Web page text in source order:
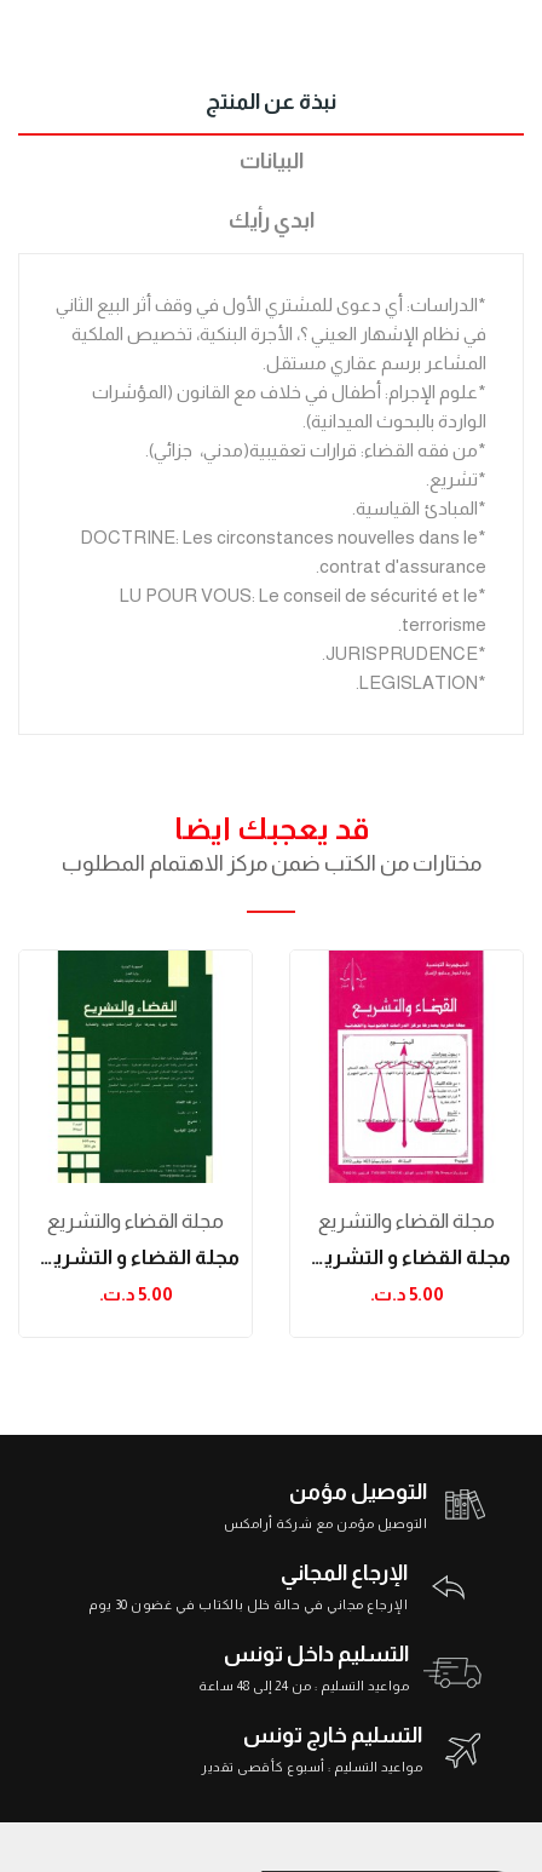
نبذة عن المنتج
البيانات
ابدي رأيك
*الدراسات: أي دعوى للمشتري الأول في وقف أثر البيع الثاني
في نظام الإشهار العيني ؟، الأجرة البنكية، تخصيص الملكية
المشاعر برسم عقاري مستقل.
*علوم الإجرام: أطفال في خلاف مع القانون (المؤشرات
الواردة بالبحوث الميدانية).
*من فقه القضاء: قرارات تعقيبية(مدني، جزائي).
*تشريع.
*المبادئ القياسية.
*DOCTRINE: Les circonstances nouvelles dans le
contrat d'assurance.
*LU POUR VOUS: Le conseil de sécurité et le
terrorisme.
*JURISPRUDENCE.
*LEGISLATION.
قد يعجبك ايضا
مختارات من الكتب ضمن مركز الاهتمام المطلوب
مجلة القضاء والتشريع
مجلة القضاء و التشريع ماي 2014
5.00 د.ت.‏
مجلة القضاء والتشريع
مجلة القضاء و التشريع نوفمبر 2002
5.00 د.ت.‏
التوصيل مؤمن
التوصيل مؤمن مع شركة أرامكس
الإرجاع المجاني
الإرجاع مجاني في حالة خلل بالكتاب في غضون 30 يوم
التسليم داخل تونس
مواعيد التسليم : من 24 إلى 48 ساعة
التسليم خارج تونس
مواعيد التسليم : أسبوع كأقصى تقدير